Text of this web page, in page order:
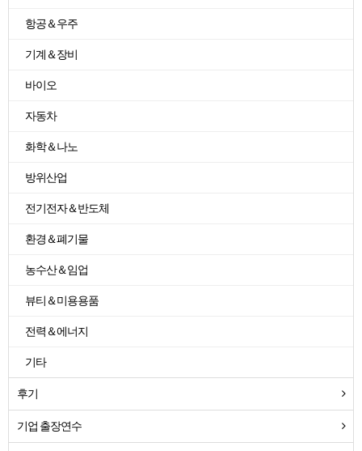
항공＆우주
기계＆장비
바이오
자동차
화학＆나노
방위산업
전기전자＆반도체
환경＆폐기물
농수산＆임업
뷰티＆미용용품
전력＆에너지
기타
후기
기업 출장연수